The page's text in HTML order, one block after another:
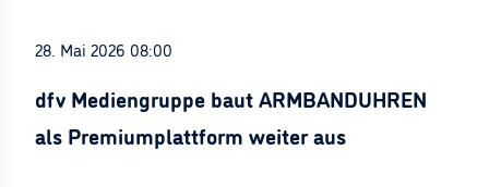
28. Mai 2026 08:00
dfv Mediengruppe baut ARMBANDUHREN
als Premiumplattform weiter aus